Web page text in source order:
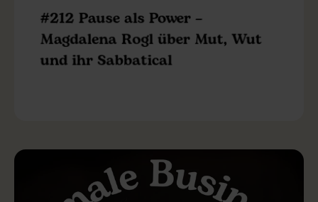
#212 Pause als Power –
Magdalena Rogl über Mut, Wut
und ihr Sabbatical